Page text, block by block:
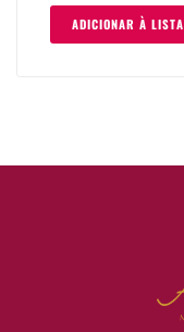
ADICIONAR À LISTA